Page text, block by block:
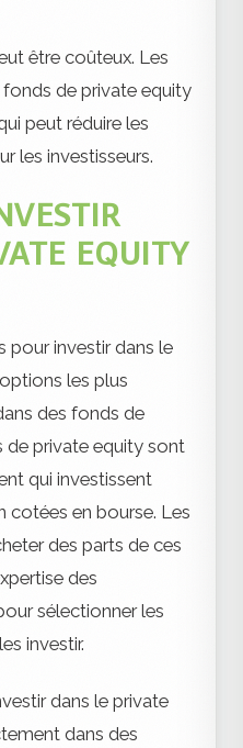
être coûteux. Les
de private equity
peut réduire les
les investisseurs.
EQUITY
pour investir dans le
les plus
des fonds de
de private equity sont
qui investissent
cotées en bourse. Les
des parts de ces
des
sélectionner les
investir.
dans le private
dans des